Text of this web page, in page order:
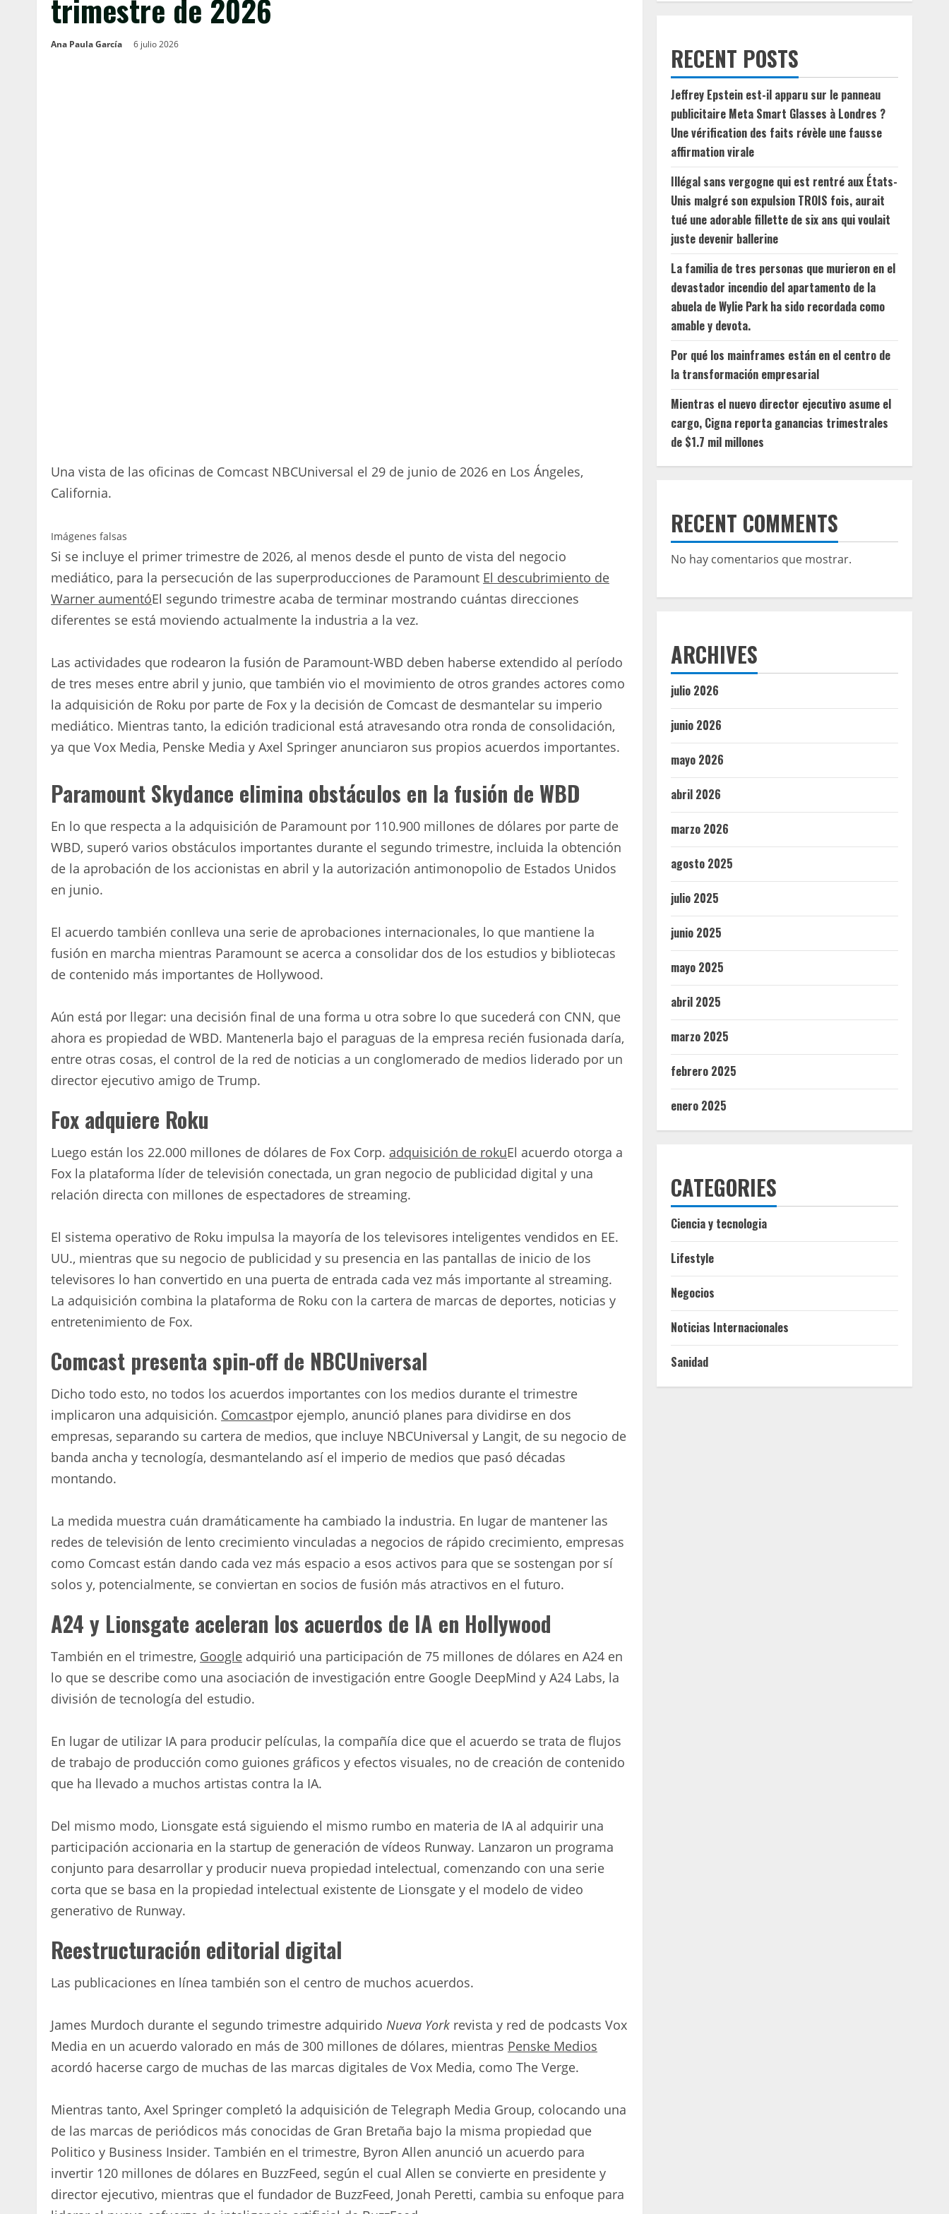
trimestre de 2026
Ana Paula García 6 julio 2026
Una vista de las oficinas de Comcast NBCUniversal el 29 de junio de 2026 en Los Ángeles,
California.
Imágenes falsas
Si se incluye el primer trimestre de 2026, al menos desde el punto de vista del negocio
mediático, para la persecución de las superproducciones de Paramount El descubrimiento de
Warner aumentóEl segundo trimestre acaba de terminar mostrando cuántas direcciones
diferentes se está moviendo actualmente la industria a la vez.
Las actividades que rodearon la fusión de Paramount-WBD deben haberse extendido al período
de tres meses entre abril y junio, que también vio el movimiento de otros grandes actores como
la adquisición de Roku por parte de Fox y la decisión de Comcast de desmantelar su imperio
mediático. Mientras tanto, la edición tradicional está atravesando otra ronda de consolidación,
ya que Vox Media, Penske Media y Axel Springer anunciaron sus propios acuerdos importantes.
Paramount Skydance elimina obstáculos en la fusión de WBD
En lo que respecta a la adquisición de Paramount por 110.900 millones de dólares por parte de
WBD, superó varios obstáculos importantes durante el segundo trimestre, incluida la obtención
de la aprobación de los accionistas en abril y la autorización antimonopolio de Estados Unidos
en junio.
El acuerdo también conlleva una serie de aprobaciones internacionales, lo que mantiene la
fusión en marcha mientras Paramount se acerca a consolidar dos de los estudios y bibliotecas
de contenido más importantes de Hollywood.
Aún está por llegar: una decisión final de una forma u otra sobre lo que sucederá con CNN, que
ahora es propiedad de WBD. Mantenerla bajo el paraguas de la empresa recién fusionada daría,
entre otras cosas, el control de la red de noticias a un conglomerado de medios liderado por un
director ejecutivo amigo de Trump.
Fox adquiere Roku
Luego están los 22.000 millones de dólares de Fox Corp. adquisición de rokuEl acuerdo otorga a
Fox la plataforma líder de televisión conectada, un gran negocio de publicidad digital y una
relación directa con millones de espectadores de streaming.
El sistema operativo de Roku impulsa la mayoría de los televisores inteligentes vendidos en EE.
UU., mientras que su negocio de publicidad y su presencia en las pantallas de inicio de los
televisores lo han convertido en una puerta de entrada cada vez más importante al streaming.
La adquisición combina la plataforma de Roku con la cartera de marcas de deportes, noticias y
entretenimiento de Fox.
Comcast presenta spin-off de NBCUniversal
Dicho todo esto, no todos los acuerdos importantes con los medios durante el trimestre
implicaron una adquisición. Comcastpor ejemplo, anunció planes para dividirse en dos
empresas, separando su cartera de medios, que incluye NBCUniversal y Langit, de su negocio de
banda ancha y tecnología, desmantelando así el imperio de medios que pasó décadas
montando.
La medida muestra cuán dramáticamente ha cambiado la industria. En lugar de mantener las
redes de televisión de lento crecimiento vinculadas a negocios de rápido crecimiento, empresas
como Comcast están dando cada vez más espacio a esos activos para que se sostengan por sí
solos y, potencialmente, se conviertan en socios de fusión más atractivos en el futuro.
A24 y Lionsgate aceleran los acuerdos de IA en Hollywood
También en el trimestre, Google adquirió una participación de 75 millones de dólares en A24 en
lo que se describe como una asociación de investigación entre Google DeepMind y A24 Labs, la
división de tecnología del estudio.
En lugar de utilizar IA para producir películas, la compañía dice que el acuerdo se trata de flujos
de trabajo de producción como guiones gráficos y efectos visuales, no de creación de contenido
que ha llevado a muchos artistas contra la IA.
Del mismo modo, Lionsgate está siguiendo el mismo rumbo en materia de IA al adquirir una
participación accionaria en la startup de generación de vídeos Runway. Lanzaron un programa
conjunto para desarrollar y producir nueva propiedad intelectual, comenzando con una serie
corta que se basa en la propiedad intelectual existente de Lionsgate y el modelo de video
generativo de Runway.
Reestructuración editorial digital
Las publicaciones en línea también son el centro de muchos acuerdos.
James Murdoch durante el segundo trimestre adquirido Nueva York revista y red de podcasts Vox
Media en un acuerdo valorado en más de 300 millones de dólares, mientras Penske Medios
acordó hacerse cargo de muchas de las marcas digitales de Vox Media, como The Verge.
Mientras tanto, Axel Springer completó la adquisición de Telegraph Media Group, colocando una
de las marcas de periódicos más conocidas de Gran Bretaña bajo la misma propiedad que
Politico y Business Insider. También en el trimestre, Byron Allen anunció un acuerdo para
invertir 120 millones de dólares en BuzzFeed, según el cual Allen se convierte en presidente y
director ejecutivo, mientras que el fundador de BuzzFeed, Jonah Peretti, cambia su enfoque para
RECENT POSTS
Jeffrey Epstein est-il apparu sur le panneau
publicitaire Meta Smart Glasses à Londres ?
Une vérification des faits révèle une fausse
affirmation virale
Illégal sans vergogne qui est rentré aux États-
Unis malgré son expulsion TROIS fois, aurait
tué une adorable fillette de six ans qui voulait
juste devenir ballerine
La familia de tres personas que murieron en el
devastador incendio del apartamento de la
abuela de Wylie Park ha sido recordada como
amable y devota.
Por qué los mainframes están en el centro de
la transformación empresarial
Mientras el nuevo director ejecutivo asume el
cargo, Cigna reporta ganancias trimestrales
de $1.7 mil millones
RECENT COMMENTS
No hay comentarios que mostrar.
ARCHIVES
julio 2026
junio 2026
mayo 2026
abril 2026
marzo 2026
agosto 2025
julio 2025
junio 2025
mayo 2025
abril 2025
marzo 2025
febrero 2025
enero 2025
CATEGORIES
Ciencia y tecnologia
Lifestyle
Negocios
Noticias Internacionales
Sanidad